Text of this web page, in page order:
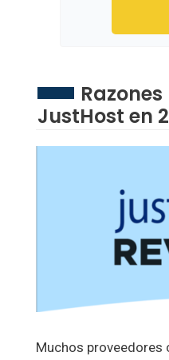
JustHost en
Muchos proveedores